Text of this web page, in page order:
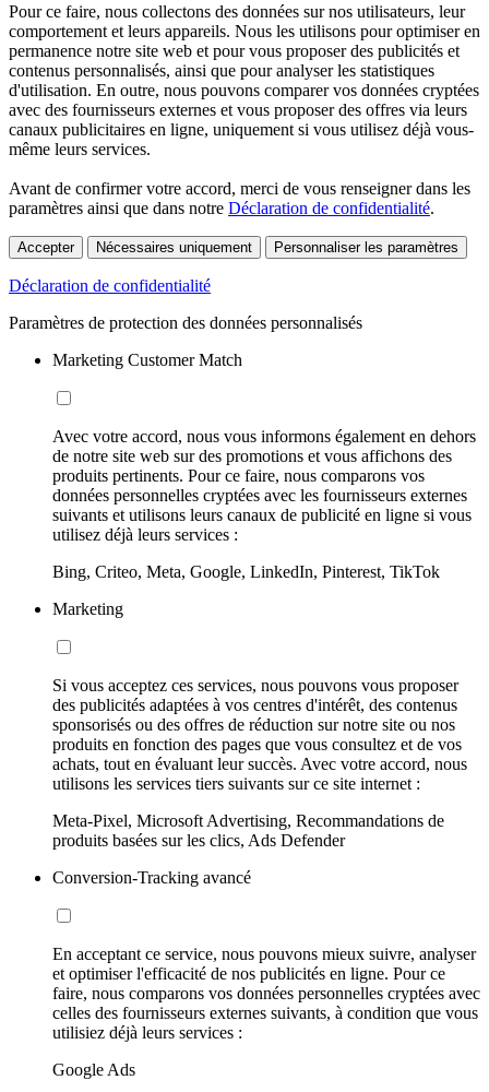
Pour ce faire, nous collectons des données sur nos utilisateurs, leur
comportement et leurs appareils. Nous les utilisons pour optimiser en
permanence notre site web et pour vous proposer des publicités et
contenus personnalisés, ainsi que pour analyser les statistiques
d'utilisation. En outre, nous pouvons comparer vos données cryptées
avec des fournisseurs externes et vous proposer des offres via leurs
canaux publicitaires en ligne, uniquement si vous utilisez déjà vous-
même leurs services.
Avant de confirmer votre accord, merci de vous renseigner dans les
paramètres ainsi que dans notre Déclaration de confidentialité.
Accepter Nécessaires uniquement Personnaliser les paramètres
Déclaration de confidentialité
Paramètres de protection des données personnalisés
Marketing Customer Match
Avec votre accord, nous vous informons également en dehors
de notre site web sur des promotions et vous affichons des
produits pertinents. Pour ce faire, nous comparons vos
données personnelles cryptées avec les fournisseurs externes
suivants et utilisons leurs canaux de publicité en ligne si vous
utilisez déjà leurs services :
Bing, Criteo, Meta, Google, LinkedIn, Pinterest, TikTok
Marketing
Si vous acceptez ces services, nous pouvons vous proposer
des publicités adaptées à vos centres d'intérêt, des contenus
sponsorisés ou des offres de réduction sur notre site ou nos
produits en fonction des pages que vous consultez et de vos
achats, tout en évaluant leur succès. Avec votre accord, nous
utilisons les services tiers suivants sur ce site internet :
Meta-Pixel, Microsoft Advertising, Recommandations de
produits basées sur les clics, Ads Defender
Conversion-Tracking avancé
En acceptant ce service, nous pouvons mieux suivre, analyser
et optimiser l'efficacité de nos publicités en ligne. Pour ce
faire, nous comparons vos données personnelles cryptées avec
celles des fournisseurs externes suivants, à condition que vous
utilisiez déjà leurs services :
Google Ads